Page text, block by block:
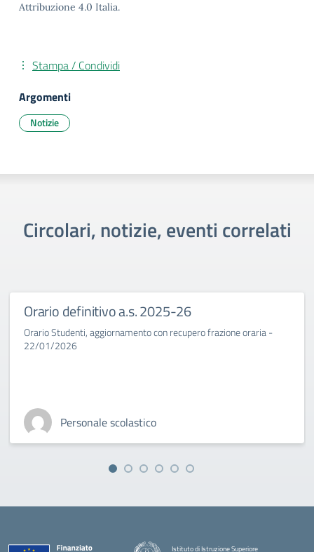
Attribuzione 4.0 Italia.
Stampa / Condividi
Argomenti
Notizie
Circolari, notizie, eventi correlati
Orario definitivo a.s. 2025-26
Orario Studenti, aggiornamento con recupero frazione oraria -
22/01/2026
Personale scolastico
Istituto di Istruzione Superiore